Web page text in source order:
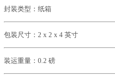
封装类型： 纸箱
包装尺寸： 2 x 2 x 4 英寸
装运重量： 0.2 磅